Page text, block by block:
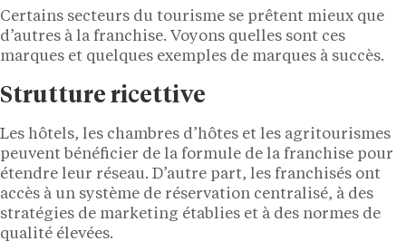
Certains secteurs du tourisme se prêtent mieux que
d’autres à la franchise. Voyons quelles sont ces
marques et quelques exemples de marques à succès.
Strutture ricettive
Les hôtels, les chambres d’hôtes et les agritourismes
peuvent bénéficier de la formule de la franchise pour
étendre leur réseau. D’autre part, les franchisés ont
accès à un système de réservation centralisé, à des
stratégies de marketing établies et à des normes de
qualité élevées.